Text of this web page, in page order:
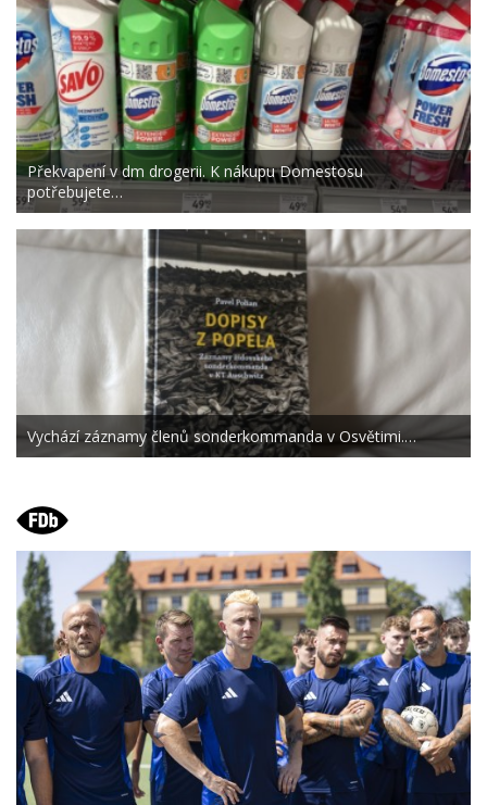
Překvapení v dm drogerii. K nákupu Domestosu
potřebujete…
Vychází záznamy členů sonderkommanda v Osvětimi.…